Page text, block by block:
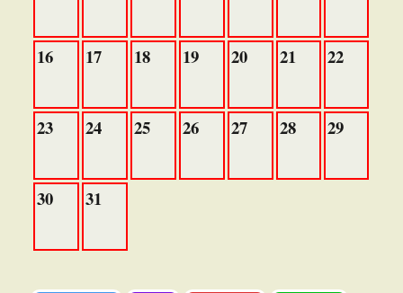
16 17 18 19 20 21 22
23 24 25 26 27 28 29
30 31